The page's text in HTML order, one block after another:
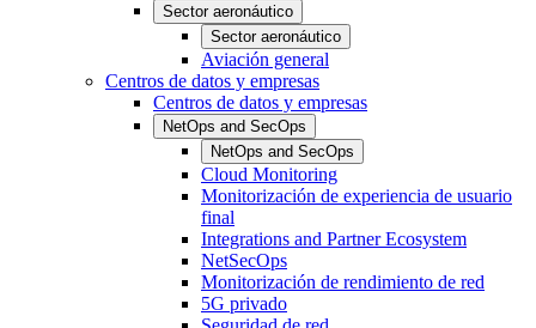
Sector aeronáutico
Sector aeronáutico
Aviación general
Centros de datos y empresas
Centros de datos y empresas
NetOps and SecOps
NetOps and SecOps
Cloud Monitoring
Monitorización de experiencia de usuario
final
Integrations and Partner Ecosystem
NetSecOps
Monitorización de rendimiento de red
5G privado